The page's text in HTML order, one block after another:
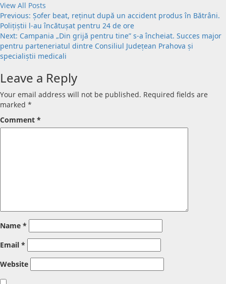
View All Posts
Previous: Șofer beat, reținut după un accident produs în Bătrâni.
Polițiștii l-au încătușat pentru 24 de ore
Next: Campania „Din grijă pentru tine” s-a încheiat. Succes major
pentru parteneriatul dintre Consiliul Județean Prahova și
specialiștii medicali
Leave a Reply
Your email address will not be published. Required fields are
marked *
Comment *
Name *
Email *
Website